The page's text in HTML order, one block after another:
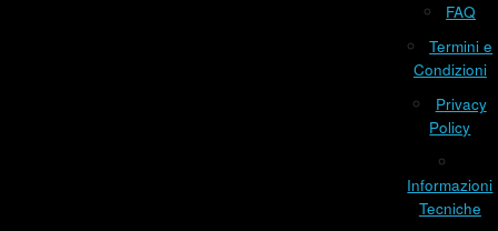
FAQ
Termini e
Condizioni
Privacy
Policy
Informazioni
Tecniche